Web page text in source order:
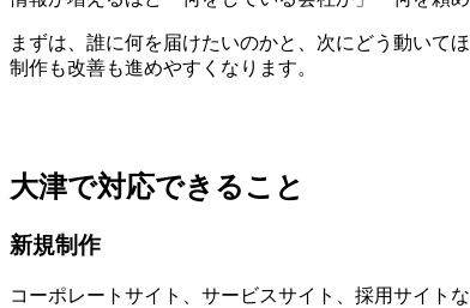
まずは、誰に何を届けたいのかと、次にどう動いて
制作も改善も進めやすくなります。
大津で対応できること
新規制作
コーポレートサイト、サービスサイト、採用サイト